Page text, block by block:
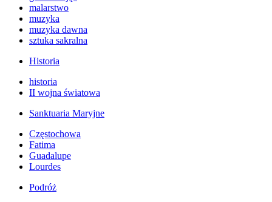
malarstwo
muzyka
muzyka dawna
sztuka sakralna
Historia
historia
II wojna światowa
Sanktuaria Maryjne
Częstochowa
Fatima
Guadalupe
Lourdes
Podróż